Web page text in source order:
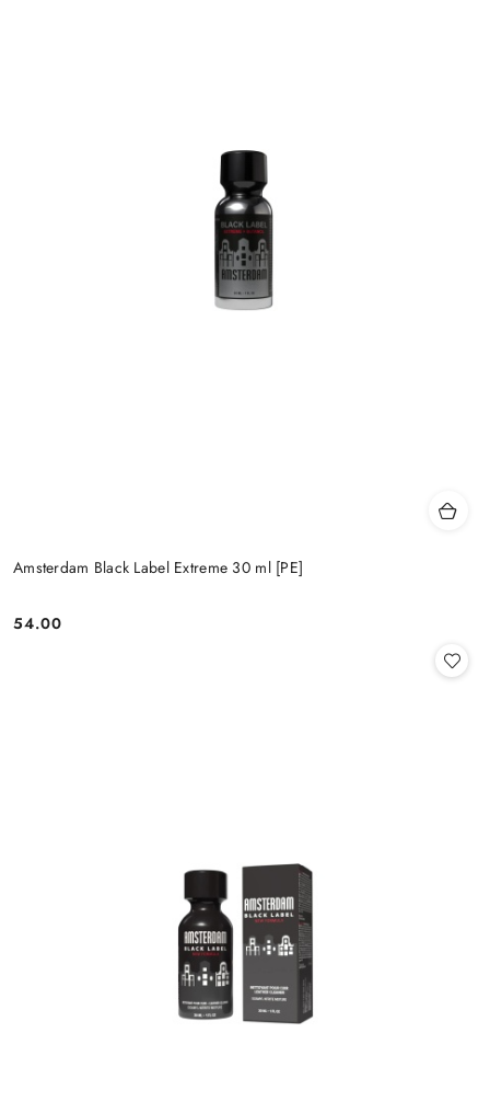
Amsterdam Black Label Extreme 30 ml [PE]
Cena:
54.00